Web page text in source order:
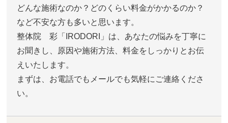
どんな施術なのか？どのくらい料金がかかるのか？
など不安な方も多いと思います。
整体院 彩「IRODORI」は、あなたの悩みを丁寧に
お聞きし、原因や施術方法、料金をしっかりとお伝
えいたします。
まずは、お電話でもメールでも気軽にご連絡くださ
い。